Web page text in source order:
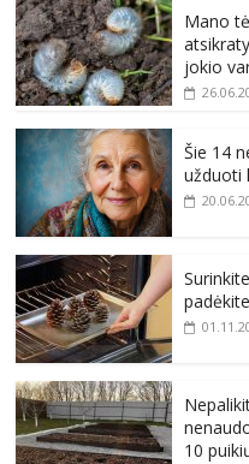
Mano
jokio
Šie 14
užduoti
10